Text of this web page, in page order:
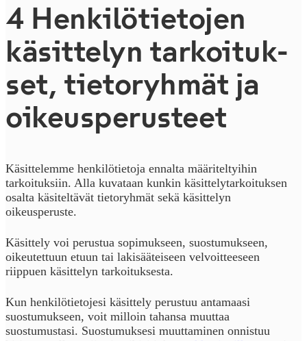
4 Hen­ki­lö­tie­to­jen
käsittelyn tar­koi­tuk­
set, tietoryhmät ja
oi­keus­pe­rus­teet
Käsittelemme henkilötietoja ennalta määriteltyihin
tarkoituksiin. Alla kuvataan kunkin käsittelytarkoituksen
osalta käsiteltävät tietoryhmät sekä käsittelyn
oikeusperuste.
Käsittely voi perustua sopimukseen, suostumukseen,
oikeutettuun etuun tai lakisääteiseen velvoitteeseen
riippuen käsittelyn tarkoituksesta.
Kun henkilötietojesi käsittely perustuu antamaasi
suostumukseen, voit milloin tahansa muuttaa
suostumustasi. Suostumuksesi muuttaminen onnistuu